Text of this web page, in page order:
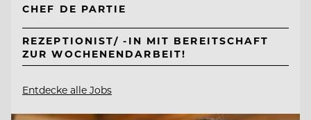
CHEF DE PARTIE
REZEPTIONIST/ -IN MIT BEREITSCHAFT
ZUR WOCHENENDARBEIT!
Entdecke alle Jobs